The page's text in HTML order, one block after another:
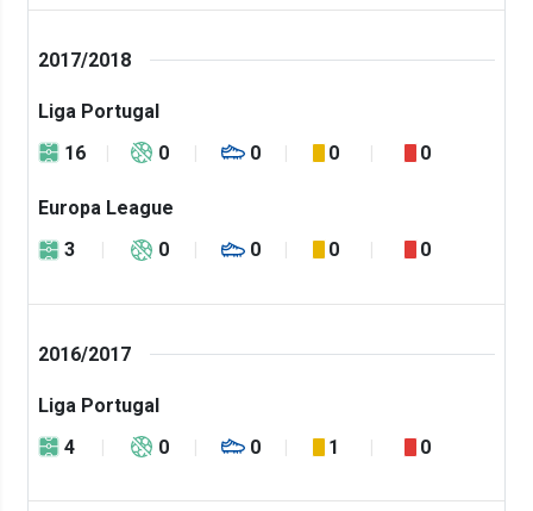
2017/2018
Liga Portugal
16
0 0 0 0
Europa League
3
0 0 0 0
2016/2017
Liga Portugal
4
0 0 1 0